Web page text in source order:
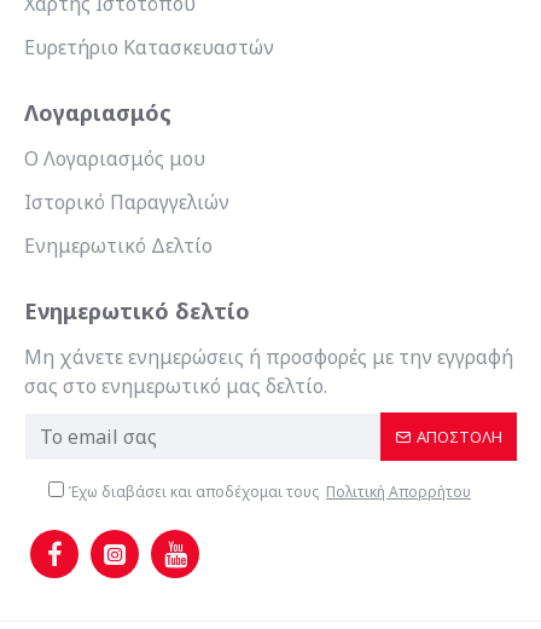
Ευρετήριο Κατασκευαστών
Λογαριασμός
Ο Λογαριασμός μου
Ιστορικό Παραγγελιών
Ενημερωτικό Δελτίο
Ενημερωτικό δελτίο
Μη χάνετε ενημερώσεις ή προσφορές με την εγγραφή
σας στο ενημερωτικό μας δελτίο.
ΑΠΟΣΤΟΛΉ
Έχω διαβάσει και αποδέχομαι τους Πολιτική Απορρήτου